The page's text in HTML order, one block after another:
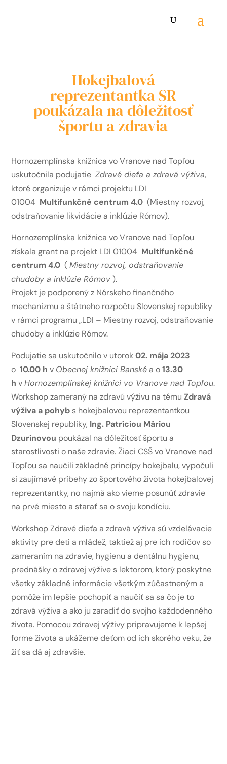
Hokejbalová
reprezentantka SR
poukázala na dôležitosť
športu a zdravia
Hornozemplínska knižnica vo Vranove nad Topľou
uskutočnila podujatieZdravé dieťa a zdravá výživa,
ktoré organizuje v rámci projektu LDI
01004 Multifunkčné centrum 4.0 (Miestny rozvoj,
odstraňovanie likvidácie a inklúzie Rómov).
Hornozemplínska knižnica vo Vranove nad Topľou
získala grant na projekt LDI 01004 Multifunkčné
centrum 4.0 (Miestny rozvoj, odstraňovanie
chudoby a inklúzie Rómov ).
Projekt je podporený z Nórskeho finančného
mechanizmu a štátneho rozpočtu Slovenskej republiky
v rámci programu „LDI – Miestny rozvoj, odstraňovanie
chudoby a inklúzie Rómov.
Podujatie sa uskutočnilo v utorok02. mája 2023
o10.00 h v Obecnej knižnici Banské a o13.30
h vHornozemplínskej knižnici vo Vranove nad Topľou.
Workshop zameraný na zdravú výživu na témuZdravá
výživa a pohyb s hokejbalovou reprezentantkou
Slovenskej republiky, Ing. Patríciou Máriou
Dzurinovou poukázal na dôležitosť športu a
starostlivosti o naše zdravie. Žiaci CSŠ vo Vranove nad
Topľou sa naučili základné princípy hokejbalu, vypočuli
si zaujímavé príbehy zo športového života hokejbalovej
reprezentantky, no najmä ako vieme posunúť zdravie
na prvé miesto a starať sa o svoju kondíciu.
Workshop Zdravé dieťa a zdravá výživa sú vzdelávacie
aktivity pre deti a mládež, taktiež aj pre ich rodičov so
zameraním na zdravie, hygienu a dentálnu hygienu,
prednášky o zdravej výžive s lektorom, ktorý poskytne
všetky základné informácie všetkým zúčastneným a
pomôže im lepšie pochopiť a naučiť sa sa čo je to
zdravá výživa a ako ju zaradiť do svojho každodenného
života. Pomocou zdravej výživy pripravujeme k lepšej
forme života a ukážeme deťom od ich skorého veku, že
žiť sa dá aj zdravšie.